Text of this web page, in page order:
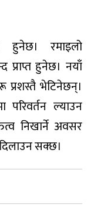
हुनेछ। रमाइलो
हुनेछ। नयाँ
भेटिनेछन्।
परिवर्तन ल्याउन
निखार्ने अवसर
सक्छ।